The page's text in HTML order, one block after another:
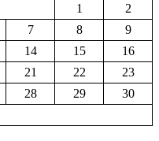
1
2
7 8
9
14 15
16
21 22
23
28 29
30